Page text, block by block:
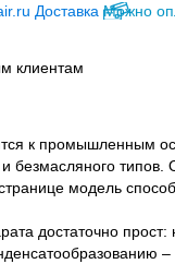
Доставка Можно
клиентам
к промышленным
безмасляного типов.
модель
достаточно